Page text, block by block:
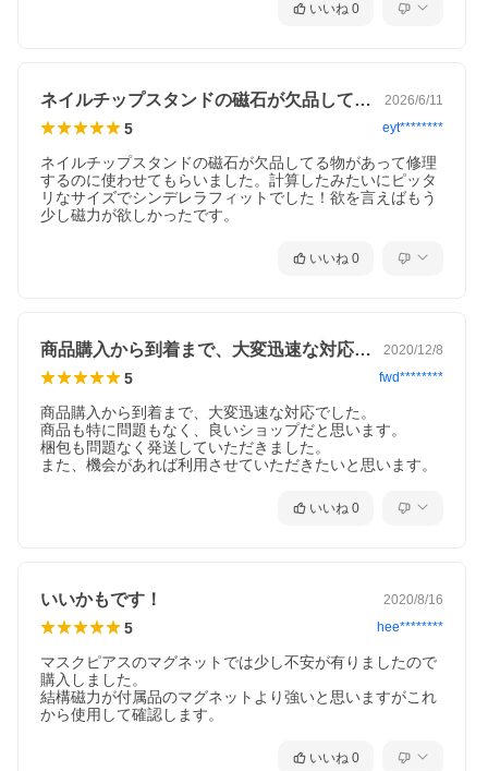
いいね 0
ネイルチップスタンドの磁石が欠品してる… 2026/6/11
5 eyt********
ネイルチップスタンドの磁石が欠品してる物があって修理
するのに使わせてもらいました。計算したみたいにピッタ
リなサイズでシンデレラフィットでした！欲を言えばもう
少し磁力が欲しかったです。
いいね 0
商品購入から到着まで、大変迅速な対応で… 2020/12/8
5 fwd********
商品購入から到着まで、大変迅速な対応でした。
商品も特に問題もなく、良いショップだと思います。
梱包も問題なく発送していただきました。
また、機会があれば利用させていただきたいと思います。
いいね 0
いいかもです！ 2020/8/16
5 hee********
マスクピアスのマグネットでは少し不安が有りましたので
購入しました。
結構磁力が付属品のマグネットより強いと思いますがこれ
から使用して確認します。
いいね 0